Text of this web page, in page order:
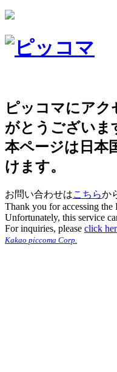
ピッコマにアク
がとうございま
本ページは日本
けます。
お問い合わせはこちらか
Thank you for accessing the
Unfortunately, this service
For inquiries, please click
Kakao piccoma Corp.